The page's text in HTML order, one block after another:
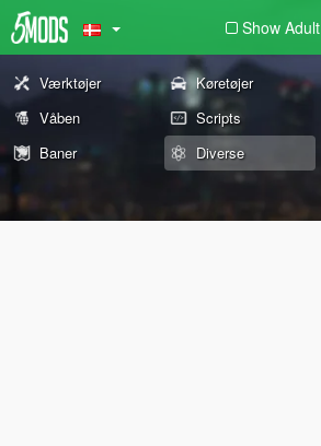
Show Adult
Værktøjer Køretøjer
Våben
Scripts
Baner
Diverse